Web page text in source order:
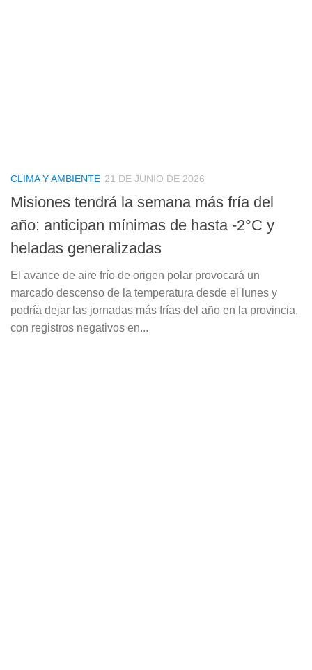
CLIMA Y AMBIENTE 21 DE JUNIO DE 2026
Misiones tendrá la semana más fría del
año: anticipan mínimas de hasta -2°C y
heladas generalizadas
El avance de aire frío de origen polar provocará un
marcado descenso de la temperatura desde el lunes y
podría dejar las jornadas más frías del año en la provincia,
con registros negativos en...